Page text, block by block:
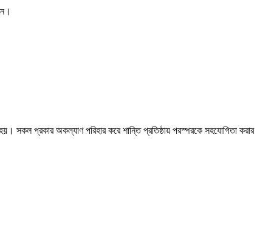
সকল প্রকার অকল্যাণ পরিহার করে শান্তি প্রতিষ্ঠায় পরস্পরকে সহযোগিতা করার